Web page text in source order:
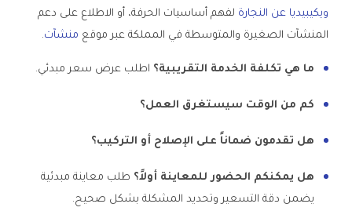
ويكيبيديا عن النجارة لفهم أساسيات الحرفة، أو الاطلاع على دعم
المنشآت الصغيرة والمتوسطة في المملكة عبر موقع منشآت.
ما هي تكلفة الخدمة التقريبية؟ اطلب عرض سعر مبدئي.
كم من الوقت سيستغرق العمل؟
هل تقدمون ضماناً على الإصلاح أو التركيب؟
هل يمكنكم الحضور للمعاينة أولاً؟ طلب معاينة مبدئية
يضمن دقة التسعير وتحديد المشكلة بشكل صحيح.